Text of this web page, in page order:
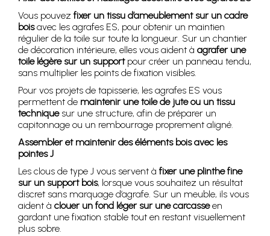
Vous pouvez fixer un tissu d’ameublement sur un cadre
boisavec les agrafes ES, pour obtenir un maintien
régulier de la toile sur toute la longueur. Sur un chantier
de décoration intérieure, elles vous aident à agrafer une
toile légère sur un supportpour créer un panneau tendu,
sans multiplier les points de fixation visibles.
Pour vos projets de tapisserie, les agrafes ES vous
permettent de maintenir une toile de jute ou un tissu
techniquesur une structure, afin de préparer un
capitonnage ou un rembourrage proprement aligné.
Assembler et maintenir des éléments bois avec les
pointes J
Les clous de type J vous servent à fixer une plinthe fine
sur un support bois, lorsque vous souhaitez un résultat
discret sans marquage d’agrafe. Sur un meuble, ils vous
aident à clouer un fond léger sur une carcasseen
gardant une fixation stable tout en restant visuellement
plus sobre.